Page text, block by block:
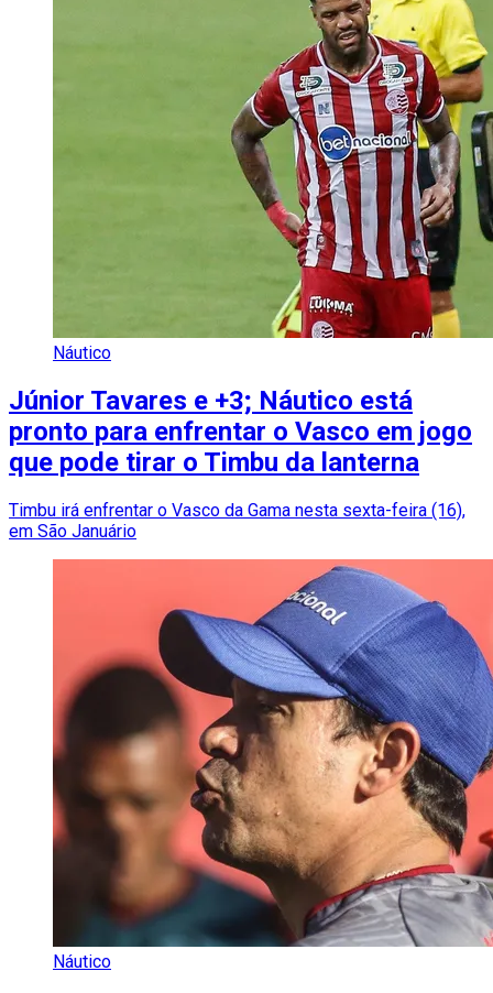
Náutico
Júnior Tavares e +3; Náutico está
pronto para enfrentar o Vasco em jogo
que pode tirar o Timbu da lanterna
Timbu irá enfrentar o Vasco da Gama nesta sexta-feira (16),
em São Januário
Náutico